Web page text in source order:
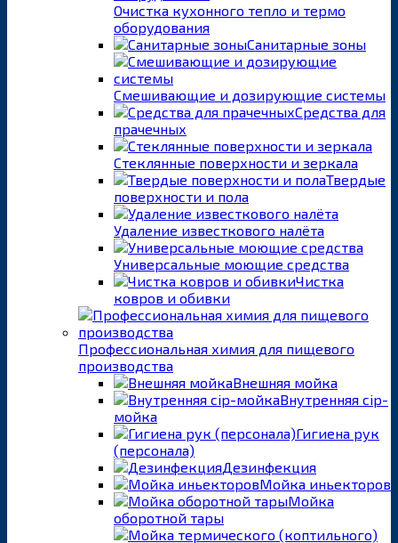
Очистка кухонного тепло и термо
оборудования
Санитарные зоны
Смешивающие и дозирующие системы
Средства для
прачечных
Стеклянные поверхности и зеркала
Твердые
поверхности и пола
Удаление известкового налёта
Универсальные моющие средства
Чистка
ковров и обивки
Профессиональная химия для пищевого
производства
Внешняя мойка
Внутренняя cip-
мойка
Гигиена рук
(персонала)
Дезинфекция
Мойка иньекторов
Мойка
оборотной тары